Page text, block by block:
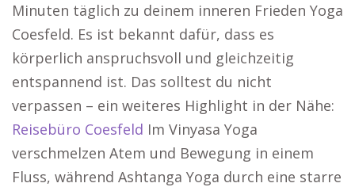
Minuten täglich zu deinem inneren Frieden Yoga
Coesfeld. Es ist bekannt dafür, dass es
körperlich anspruchsvoll und gleichzeitig
entspannend ist. Das solltest du nicht
verpassen – ein weiteres Highlight in der Nähe:
Reisebüro Coesfeld Im Vinyasa Yoga
verschmelzen Atem und Bewegung in einem
Fluss, während Ashtanga Yoga durch eine starre